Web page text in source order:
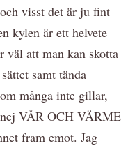
visst det är ju fint
kylen är ett helvete
att man kan skotta
samt tända
många inte gillar,
VÅR OCH VÄRME
fram emot. Jag